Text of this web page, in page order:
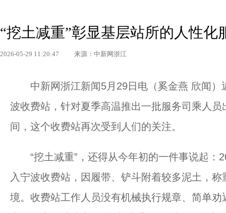
“挖土减重”彰显基层站所的人性化
2026-05-29 11:20:47 来源：中新网浙江
中新网浙江新闻5月29日电（奚金燕 欣闻）
波收费站，针对夏季高温推出一批服务司乘人
间，这个收费站再次受到人们的关注。
“挖土减重”，还得从今年初的一件事说起：
入宁波收费站，因履带、铲斗附着较多泥土，
境。收费站工作人员没有机械执行规章、简单